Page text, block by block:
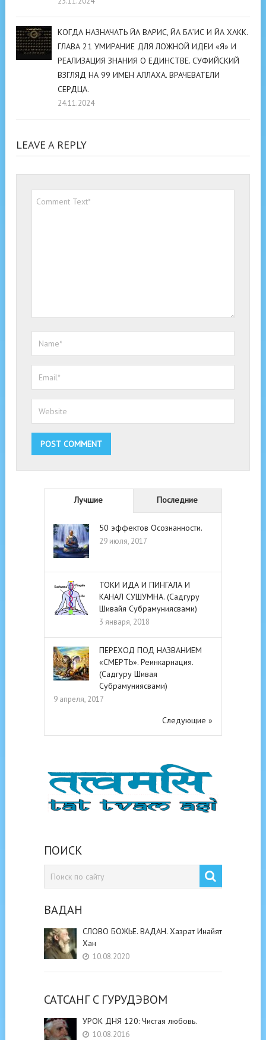
КОГДА НАЗНАЧАТЬ ЙА ВАРИС, ЙА БА’ИС И ЙА ХАКК.
ГЛАВА 21 УМИРАНИЕ ДЛЯ ЛОЖНОЙ ИДЕИ «Я» И
РЕАЛИЗАЦИЯ ЗНАНИЯ О ЕДИНСТВЕ. СУФИЙСКИЙ
ВЗГЛЯД НА 99 ИМЕН АЛЛАХА. ВРАЧЕВАТЕЛИ
СЕРДЦА.
24.11.2024
LEAVE A REPLY
Лучшие Последние
50 эффектов Осознанности.
29 июля, 2017
ТОКИ ИДА И ПИНГАЛА И
КАНАЛ СУШУМНА. (Садгуру
Шивайя Субрамуниясвами)
3 января, 2018
ПЕРЕХОД ПОД НАЗВАНИЕМ
«СМЕРТЬ». Реинкарнация.
(Садгуру Шивая
Субрамуниясвами)
9 апреля, 2017
Следующие »
ПОИСК
ВАДАН
СЛОВО БОЖЬЕ. ВАДАН. Хазрат Инайят
Хан
10.08.2020
САТСАНГ C ГУРУДЭВОМ
УРОК ДНЯ 120: Чистая любовь.
10.08.2016